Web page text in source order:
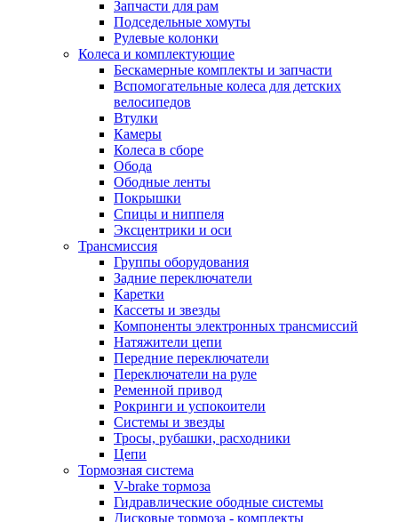
Запчасти для рам
Подседельные хомуты
Рулевые колонки
Колеса и комплектующие
Бескамерные комплекты и запчасти
Вспомогательные колеса для детских
велосипедов
Втулки
Камеры
Колеса в сборе
Обода
Ободные ленты
Покрышки
Спицы и ниппеля
Эксцентрики и оси
Трансмиссия
Группы оборудования
Задние переключатели
Каретки
Кассеты и звезды
Компоненты электронных трансмиссий
Натяжители цепи
Передние переключатели
Переключатели на руле
Ременной привод
Рокринги и успокоители
Системы и звезды
Тросы, рубашки, расходники
Цепи
Тормозная система
V-brake тормоза
Гидравлические ободные системы
Дисковые тормоза - комплекты